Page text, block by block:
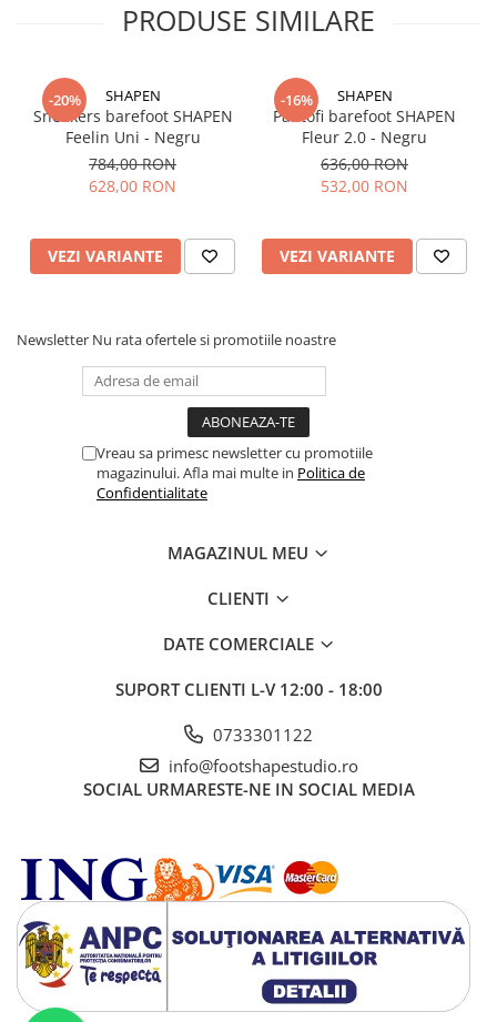
PRODUSE SIMILARE
-20% SHAPEN
Sneakers barefoot SHAPEN
Feelin Uni - Negru
784,00 RON
628,00 RON
VEZI VARIANTE
-16% SHAPEN
Pantofi barefoot SHAPEN
Fleur 2.0 - Negru
636,00 RON
532,00 RON
VEZI VARIANTE
Newsletter Nu rata ofertele si promotiile noastre
Vreau sa primesc newsletter cu promotiile
magazinului. Afla mai multe in Politica de
Confidentialitate
MAGAZINUL MEU
CLIENTI
DATE COMERCIALE
SUPORT CLIENTI L-V 12:00 - 18:00
0733301122
info@footshapestudio.ro
SOCIAL URMARESTE-NE IN SOCIAL MEDIA